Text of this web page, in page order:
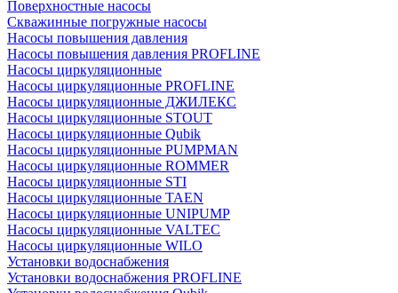
Поверхностные насосы
Скважинные погружные насосы
Насосы повышения давления
Насосы повышения давления PROFLINE
Насосы циркуляционные
Насосы циркуляционные PROFLINE
Насосы циркуляционные ДЖИЛЕКС
Насосы циркуляционные STOUT
Насосы циркуляционные Qubik
Насосы циркуляционные PUMPMAN
Насосы циркуляционные ROMMER
Насосы циркуляционные STI
Насосы циркуляционные TAEN
Насосы циркуляционные UNIPUMP
Насосы циркуляционные VALTEC
Насосы циркуляционные WILO
Установки водоснабжения
Установки водоснабжения PROFLINE